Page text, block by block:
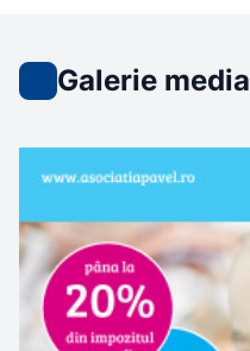
Galerie media